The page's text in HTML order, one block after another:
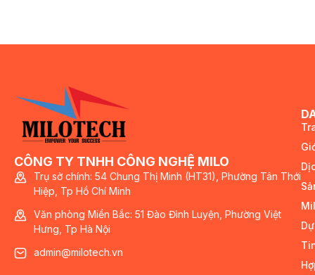
CÔNG TY TNHH CÔNG NGHỆ MILO
Trụ sở chính: 54 Chung Thị Minh (HT31), Phường Tân Thới
Hiệp, Tp Hồ Chí Minh
Văn phòng Miền Bắc: 51 Đào Đình Luyện, Phường Việt
Hưng, Tp Hà Nội
admin@milotech.vn